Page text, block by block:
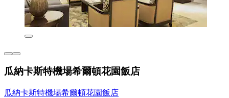
瓜納卡斯特機場希爾頓花園飯店
瓜納卡斯特機場希爾頓花園飯店